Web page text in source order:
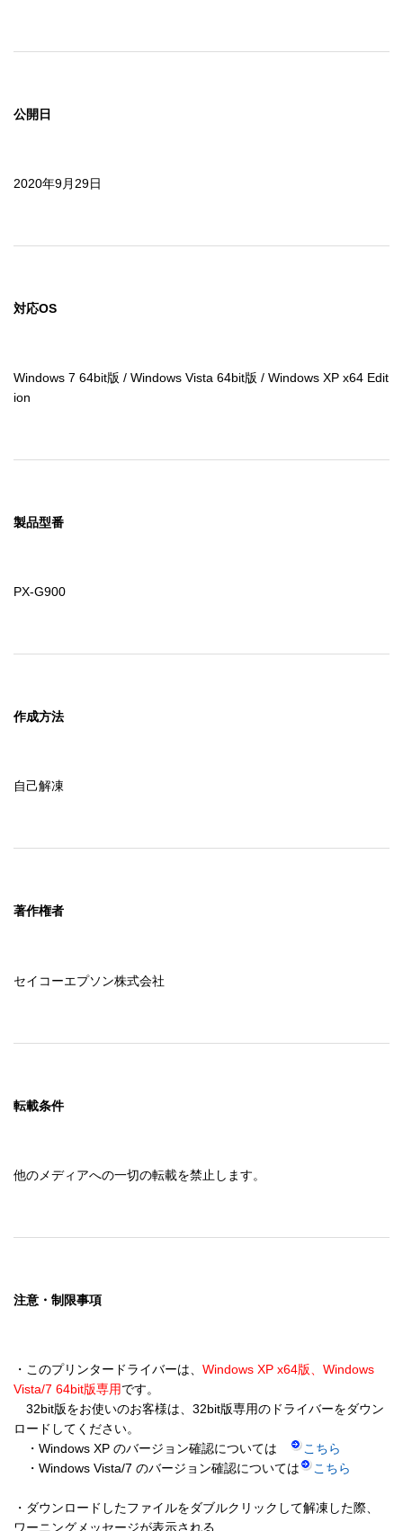
公開日
2020年9月29日
対応OS
Windows 7 64bit版 / Windows Vista 64bit版 / Windows XP x64 Edit
ion
製品型番
PX-G900
作成方法
自己解凍
著作権者
セイコーエプソン株式会社
転載条件
他のメディアへの一切の転載を禁止します。
注意・制限事項
・このプリンタードライバーは、 Windows XP x64版、Windows
Vista/7 64bit版専用です。
32bit版をお使いのお客様は、32bit版専用のドライバーをダウン
ロードしてください。
・Windows XP のバージョン確認については
こちら
・Windows Vista/7 のバージョン確認については
こちら
・ダウンロードしたファイルをダブルクリックして解凍した際、
ワーニングメッセージが表示される